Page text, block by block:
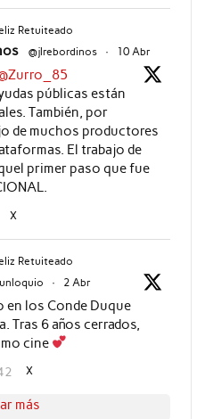
Retuiteado
@jlrebordinos · 10 Abr
públicas están
También, por
de muchos productores
El trabajo de
primer paso que fue
X
Retuiteado
· 2 Abr
en los Conde Duque
Tras 6 años cerrados,
cine
X
más